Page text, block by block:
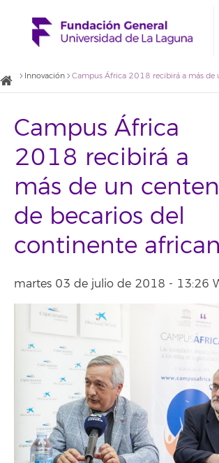
Innovación
Campus África
2018 recibirá a
más de un
de becarios del
continente
martes 03 de julio de 2018 - 13:26